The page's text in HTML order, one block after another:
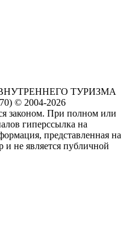
ТУРИЗМА
© 2004-2026
законом. При полном или
гиперссылка на
представленная на
и не является публичной